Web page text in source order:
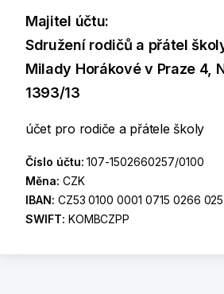
Majitel účtu:
Sdružení rodičů a přátel
Milady Horákové v Praze 4,
1393/13
účet pro rodiče a přátele školy
Číslo účtu:107-1502660257/0100
Měna: CZK
IBAN: CZ53 0100 0001 0715 0266
SWIFT: KOMBCZPP